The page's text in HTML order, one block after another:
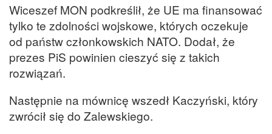
Wiceszef MON podkreślił, że UE ma finansować
tylko te zdolności wojskowe, których oczekuje
od państw członkowskich NATO. Dodał, że
prezes PiS powinien cieszyć się z takich
rozwiązań.
Następnie na mównicę wszedł Kaczyński, który
zwrócił się do Zalewskiego.